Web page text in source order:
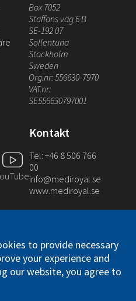
Box 7052
Staffans väg 6 B
SE-192 07
Sollentuna
Stockholm
Sweden
Org.nr: 556630-7970
VAT.nr:
SE556630797001
Kontakt
Tel: +46 8 506 766
00
info@mediroyal.se
www.mediroyal.se
All right reserved
to provide necessary
your experience and
our website, you agree to